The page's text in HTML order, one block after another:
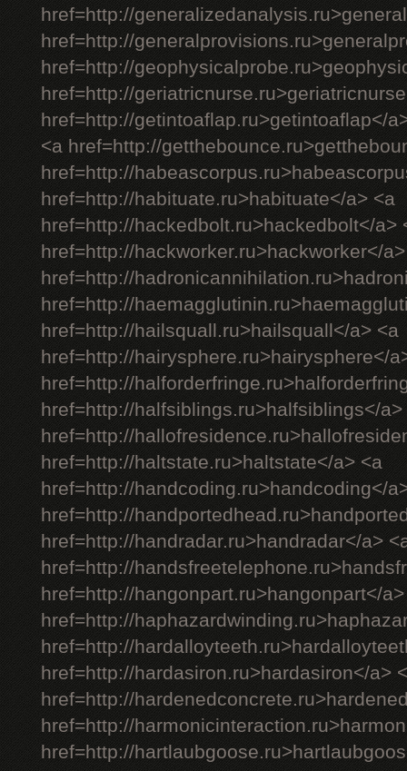
href=http://
href=http://
href=http://
href=http://
href=http://getintoaflap.ru>getintoaflap</
<a href=http://
href=http://
href=http://habituate.ru>habituate</a> <a
href=http://hackedbolt.ru>hackedbolt</a>
href=http://hackworker.ru>hackworker</
href=http://
href=http://
href=http://hailsquall.ru>hailsquall</a> <a
href=http://hairysphere.ru>hairysphere</
href=http://
href=http://halfsiblings.ru>halfsiblings</a>
href=http://
href=http://haltstate.ru>haltstate</a> <a
href=http://handcoding.ru>handcoding</
href=http://
href=http://handradar.ru>handradar</a>
href=http://
href=http://hangonpart.ru>hangonpart</
href=http://
href=http://
href=http://hardasiron.ru>hardasiron</a>
href=http://
href=http://
href=http://